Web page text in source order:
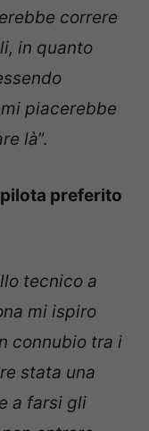
correre
in quanto
piacerebbe
là”.
preferito
tecnico a
mi ispiro
connubio tra i
stata una
a farsi gli